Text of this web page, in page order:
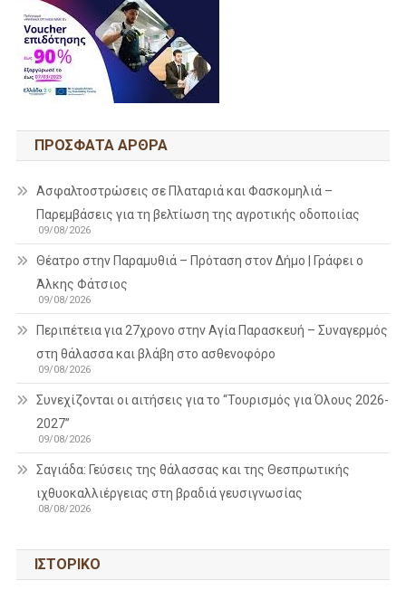
ΠΡΌΣΦΑΤΑ ΆΡΘΡΑ
Ασφαλτοστρώσεις σε Πλαταριά και Φασκομηλιά –
Παρεμβάσεις για τη βελτίωση της αγροτικής οδοποιίας
09/08/2026
Θέατρο στην Παραμυθιά – Πρόταση στον Δήμο | Γράφει ο
Άλκης Φάτσιος
09/08/2026
Περιπέτεια για 27χρονο στην Αγία Παρασκευή – Συναγερμός
στη θάλασσα και βλάβη στο ασθενοφόρο
09/08/2026
Συνεχίζονται οι αιτήσεις για το “Τουρισμός για Όλους 2026-
2027”
09/08/2026
Σαγιάδα: Γεύσεις της θάλασσας και της Θεσπρωτικής
ιχθυοκαλλιέργειας στη βραδιά γευσιγνωσίας
08/08/2026
ΙΣΤΟΡΙΚΌ